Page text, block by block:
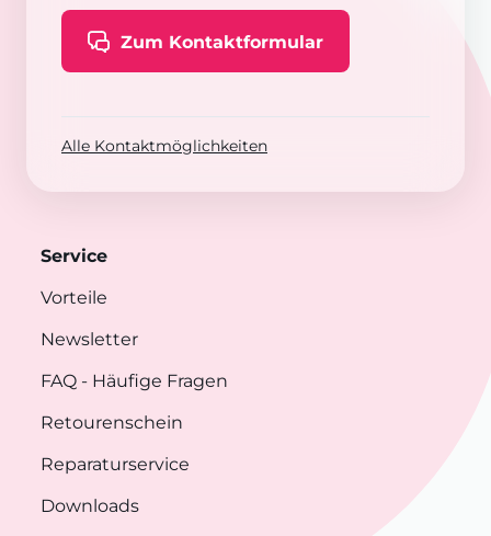
Zum Kontaktformular
Alle Kontaktmöglichkeiten
Service
Vorteile
Newsletter
FAQ - Häufige Fragen
Retourenschein
Reparaturservice
Downloads